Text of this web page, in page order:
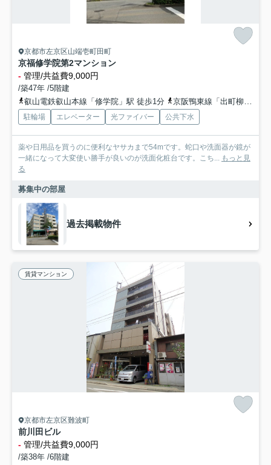
京都市左京区山端壱町田町
京福修学院第2マンション
- 管理/共益費9,000円
/築47年 /5階建
叡山電鉄叡山本線「修学院」駅 徒歩1分
京阪鴨東線「出町柳」駅 徒歩39分
駐輪場 エレベーター 光ファイバー 公共下水
薬や日用品を買うのに便利なヤサカまで54mです。蛇口や洗面器が鏡が
一緒になって大変使い勝手が良いのが洗面化粧台です。こち... もっと見
る
募集中の部屋
過去掲載物件
賃貸マンション
京都市左京区難波町
前川田ビル
- 管理/共益費9,000円
/築38年 /6階建